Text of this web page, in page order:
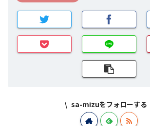
sa-mizuをフォローする